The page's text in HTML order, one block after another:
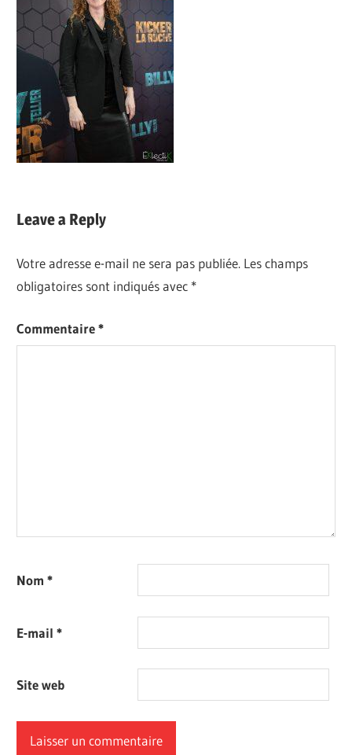
Leave a Reply
Votre adresse e-mail ne sera pas publiée. Les champs
obligatoires sont indiqués avec *
Commentaire*
Nom*
E-mail*
Site web